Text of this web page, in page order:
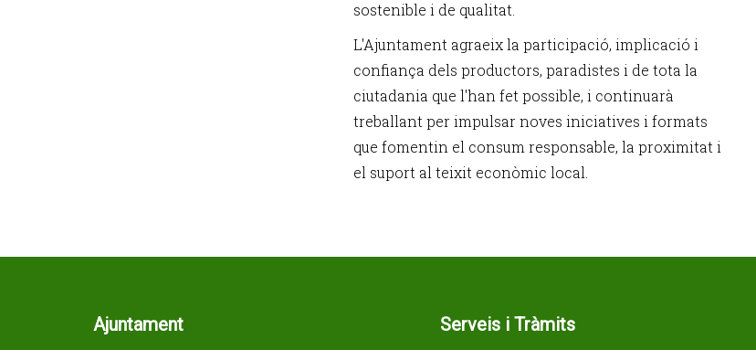
sostenible i de qualitat.
L'Ajuntament agraeix la participació, implicació i
confiança dels productors, paradistes i de tota la
ciutadania que l'han fet possible, i continuarà
treballant per impulsar noves iniciatives i formats
que fomentin el consum responsable, la proximitat i
el suport al teixit econòmic local.
Ajuntament Serveis i Tràmits